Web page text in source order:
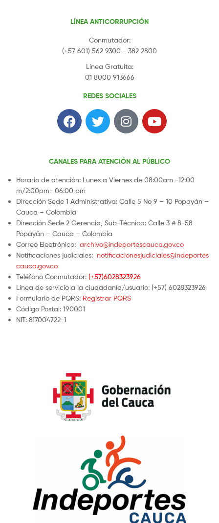
LÍNEA ANTICORRUPCIÓN
Conmutador:
(+57 601) 562 9300 - 382 2800
Línea Gratuita:
01 8000 913666
REDES SOCIALES
CANALES PARA ATENCIÓN AL PÚBLICO
Horario de atención: Lunes a Viernes de 08:00am -12:00
m/2:00pm- 06:00 pm
Dirección Sede 1 Administrativa: Calle 5 No 9 – 10 Popayán –
Cauca – Colombia
Dirección Sede 2 Gerencia, Sub-Técnica: Calle 3 # 8-58
Popayán – Cauca – Colombia
Correo Electrónico: archivo@indeportescauca.gov.co
Notificaciones judiciales: notificacionesjudiciales@indeportes
cauca.gov.co
Teléfono Conmutador: (+57)6028323926
Línea de servicio a la ciudadanía/usuario: (+57) 6028323926
Formulario de PQRS: Registrar PQRS
Código Postal: 190001
NIT: 817004722-1